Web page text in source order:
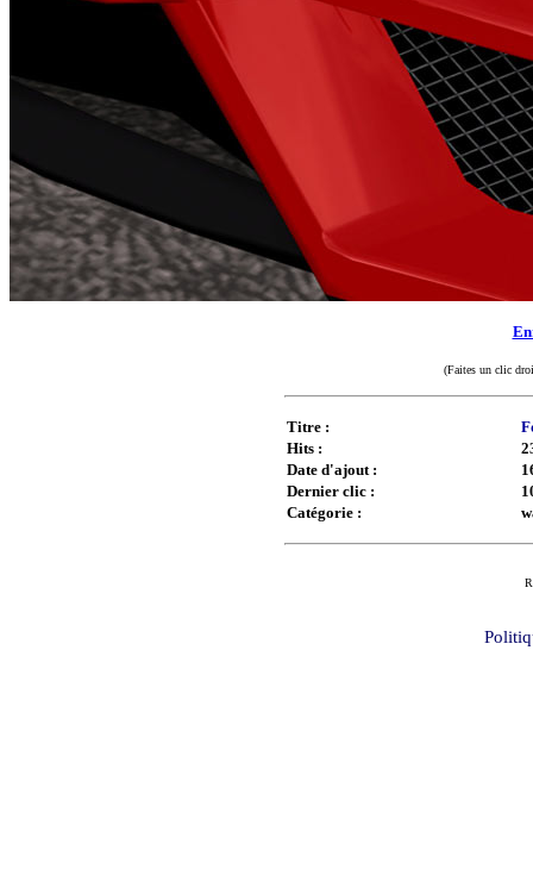
(Faites un clic
Titre :
Hits :
Date d'ajout :
Dernier clic :
Catégorie :